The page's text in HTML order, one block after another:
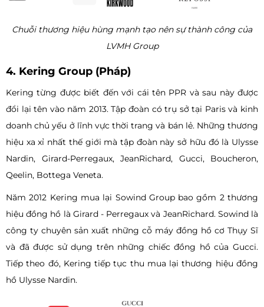
Chuỗi thương hiệu hùng mạnh tạo nên sự thành công của
LVMH Group
4. Kering Group (Pháp)
Kering từng được biết đến với cái tên PPR và sau này được
đổi lại tên vào năm 2013. Tập đoàn có trụ sở tại Paris và kinh
doanh chủ yếu ở lĩnh vực thời trang và bán lẻ. Những thương
hiệu xa xỉ nhất thế giới mà tập đoàn này sở hữu đó là Ulysse
Nardin, Girard-Perregaux, JeanRichard, Gucci, Boucheron,
Qeelin, Bottega Veneta.
Năm 2012 Kering mua lại Sowind Group bao gồm 2 thương
hiệu đồng hồ là Girard - Perregaux và JeanRichard. Sowind là
công ty chuyên sản xuất những cỗ máy đồng hồ cơ Thụy Sĩ
và đã được sử dụng trên những chiếc đồng hồ của Gucci.
Tiếp theo đó, Kering tiếp tục thu mua lại thương hiệu đồng
hồ Ulysse Nardin.